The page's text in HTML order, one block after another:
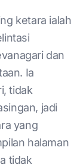
ketara ialah
dan
Ia
tidak
jadi
yang
halaman
tidak